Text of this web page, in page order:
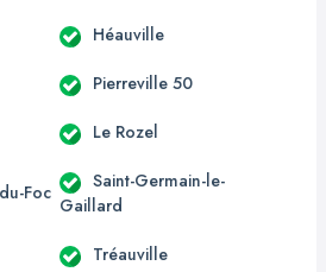
Héauville
Pierreville 50
Le Rozel
Foc
Saint-Germain-le-
Gaillard
Tréauville